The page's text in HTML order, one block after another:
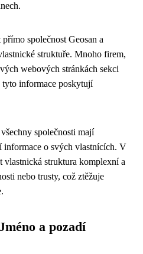
společnost Geosan a
struktuře. Mnoho firem,
webových stránkách sekci
informace poskytují
společnosti mají
informace o svých vlastnících. V
vlastnická struktura komplexní a
nebo trusty, což ztěžuje
a pozadí